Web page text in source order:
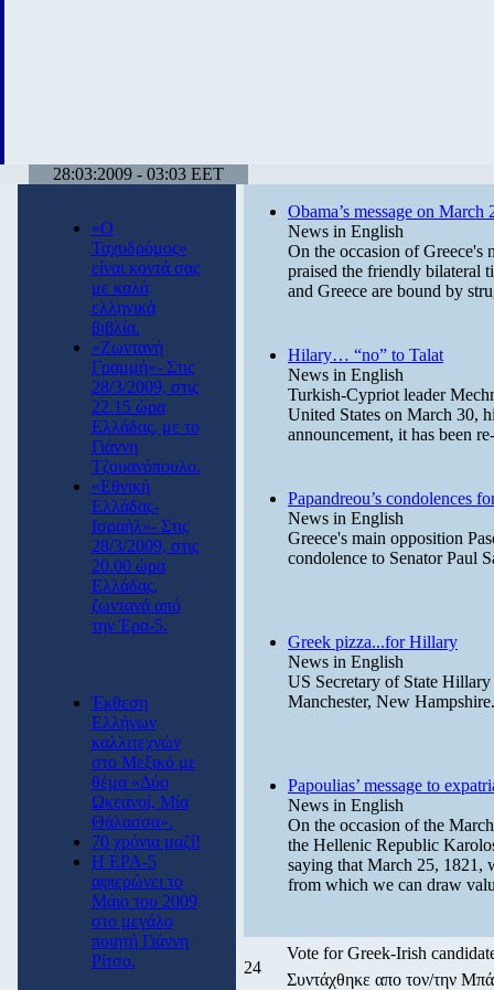
28:03:2009 - 03:03 EET
«Ο
Ταχυδρόμος»
είναι κοντά σας
με καλά
ελληνικά
βιβλία.
«Ζωντανή
Γραμμή»- Στις
28/3/2009, στις
22.15 ώρα
Ελλάδας, με το
Γιάννη
Τζουανόπουλο.
«Εθνική
Ελλάδας-
Ισραήλ»- Στις
28/3/2009, στις
20.00 ώρα
Ελλάδας,
ζωντανά από
την Έρα-5.
Έκθεση
Ελλήνων
καλλιτεχνών
στο Μεξικό με
θέμα «Δύο
Ωκεανοί, Μία
Θάλασσα».
70 χρόνια μαζί!
Η ΕΡΑ-5
αφιερώνει το
Μάιο του 2009
στο μεγάλο
ποιητή Γιάννη
Ρίτσο.
Obama’s message on March
News in English
On the occasion of Greece's
praised the friendly bilateral
and Greece are bound by
Hilary… “no” to Talat
News in English
Turkish-Cypriot leader
United States on March 30,
announcement, it has been
Papandreou’s condolences
News in English
Greece's main opposition
condolence to Senator Paul
Greek pizza...for Hillary
News in English
US Secretary of State
Manchester, New Hampshire.
Papoulias’ message to
News in English
On the occasion of the
the Hellenic Republic
saying that March 25, 1821,
from which we can draw
24
Vote for Greek-Irish
Συντάχθηκε απο τον/την